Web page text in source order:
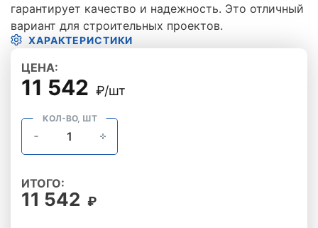
гарантирует качество и надежность. Это отличный
вариант для строительных проектов.
ХАРАКТЕРИСТИКИ
ЦЕНА:
11 542 ₽/шт
КОЛ-ВО, ШТ
ИТОГО:
11 542 ₽